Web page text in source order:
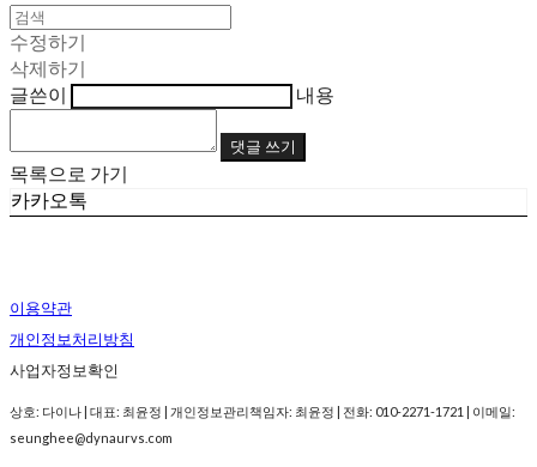
수정하기
삭제하기
글쓴이
내용
댓글 쓰기
목록으로 가기
카카오톡
이용약관
개인정보처리방침
사업자정보확인
상호: 다이나 | 대표: 최윤정 | 개인정보관리책임자: 최윤정 | 전화: 010-2271-1721 | 이메일:
seunghee@dynaurvs.com